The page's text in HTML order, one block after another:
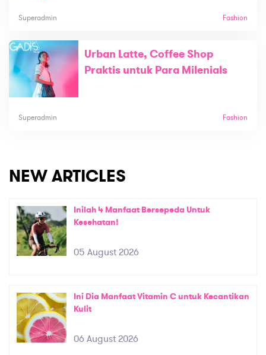
Superadmin Fashion
Urban Latte, Coffee Shop
Praktis untuk Para Milenials
Superadmin Fashion
NEW ARTICLES
Inilah 4 Manfaat Bersepeda Untuk
Kesehatan!
05 August 2026
Ini Dia Manfaat Vitamin C untuk Kecantikan
Kulit
06 August 2026